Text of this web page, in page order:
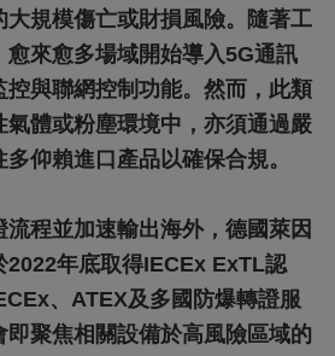
大規模傷亡或財損風險。隨著工
來愈多場域開始導入5G通訊
與聯網控制功能。然而，此類
體或粉塵環境中，亦須通過嚴
仰賴進口產品以確保合規。
程並加速輸出海外，德國萊因
2022年底取得IECEx ExTL認
、ATEX及多國防爆轉證服
聚焦相關設備於高風險區域的